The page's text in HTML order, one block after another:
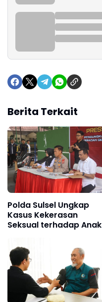
Berita Terkait
Polda Sulsel Ungkap
Kasus Kekerasan
Seksual terhadap Anak
Tersangka Diamankan